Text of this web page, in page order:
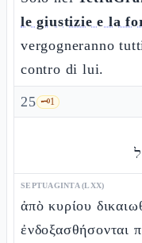
le giustizie e la
vergogneranno
contro di lui.
25 🗝️1
SEPTUAGINTA (LXX)
ἀπὸ κυρίου
ἐνδοξασθήσονται